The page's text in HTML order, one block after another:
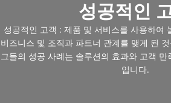
성공적인
성공적인 고객 : 제품 및 서비스를 사용하여
비즈니스 및 조직과 파트너 관계를 맺게 된
그들의 성공 사례는 솔루션의 효과와 고객
입니다.